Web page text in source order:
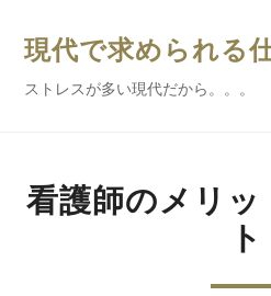
現代で求められる
ストレスが多い現代だから。。。
看護師のメリ
ト